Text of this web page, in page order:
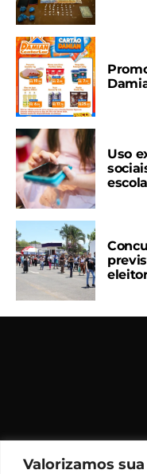
Valorizamos
Uso